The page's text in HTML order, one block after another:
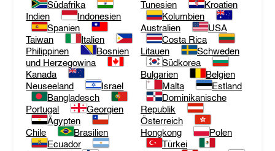
Südafrika
Indien
Indonesien
Spanien
Taiwan
Italien
Philippinen
Bosnien
und Herzegowina
Kanada
Neuseeland
Israel
Bangladesch
Portugal
Georgien
Ägypten
Chile
Brasilien
Ecuador
Tunesien
Kroatien
Kolumbien
Australien
USA
Costa Rica
Litauen
Schweden
Südkorea
Bulgarien
Belgien
Malta
Estland
Dominikanische
Republik
Österreich
Hongkong
Polen
Türkei